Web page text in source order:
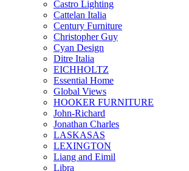
Castro Lighting
Cattelan Italia
Century Furniture
Christopher Guy
Cyan Design
Ditre Italia
EICHHOLTZ
Essential Home
Global Views
HOOKER FURNITURE
John-Richard
Jonathan Charles
LASKASAS
LEXINGTON
Liang and Eimil
Libra